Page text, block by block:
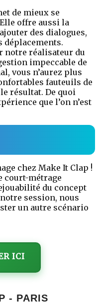
de mieux se
offre aussi la
des dialogues,
déplacements.
notre réalisateur du
impeccable de
vous n’aurez plus
fauteuils de
résultat. De quoi
que l’on n’est
chez Make It Clap !
court-métrage
du concept
session, nous
un autre scénario
ICI
- PARIS